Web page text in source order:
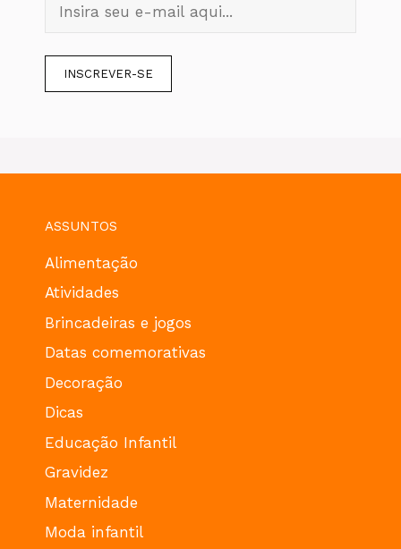
ASSUNTOS
Alimentação
Atividades
Brincadeiras e jogos
Datas comemorativas
Decoração
Dicas
Educação Infantil
Gravidez
Maternidade
Moda infantil